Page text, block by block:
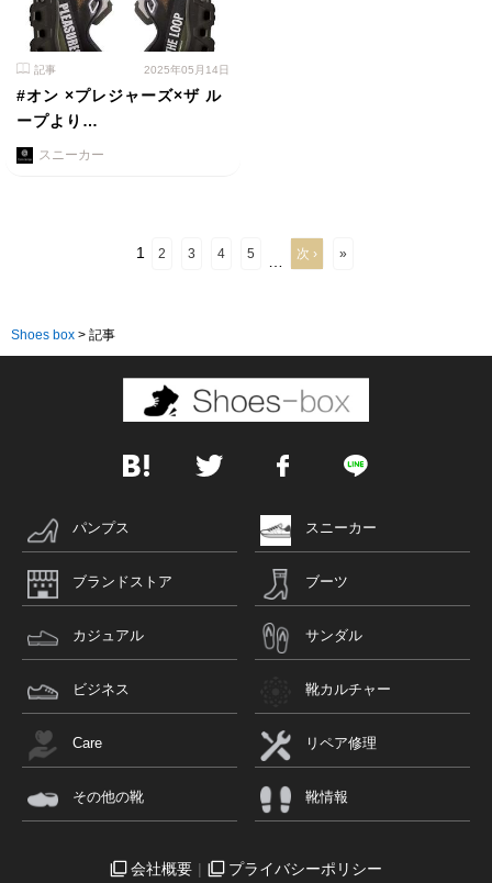
記事 2025年05月14日
#オン ×プレジャーズ×ザ ル
ープより…
スニーカー
1 2 3 4 5 次 › »
Shoes box > 記事
パンプス スニーカー
ブランドストア ブーツ
カジュアル サンダル
ビジネス 靴カルチャー
Care リペア修理
その他の靴 靴情報
会社概要 プライバシーポリシー